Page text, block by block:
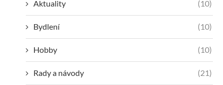
Aktuality (10)
Bydlení (10)
Hobby (10)
Rady a návody (21)